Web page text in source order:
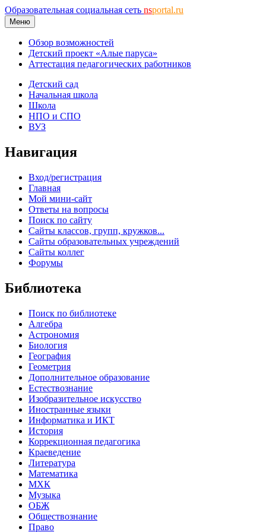
Образовательная социальная сеть nsportal.ru
Меню
Обзор возможностей
Детский проект «Алые паруса»
Аттестация педагогических работников
Детский сад
Начальная школа
Школа
НПО и СПО
ВУЗ
Навигация
Вход/регистрация
Главная
Мой мини-сайт
Ответы на вопросы
Поиск по сайту
Сайты классов, групп, кружков...
Сайты образовательных учреждений
Сайты коллег
Форумы
Библиотека
Поиск по библиотеке
Алгебра
Астрономия
Биология
География
Геометрия
Дополнительное образование
Естествознание
Изобразительное искусство
Иностранные языки
Информатика и ИКТ
История
Коррекционная педагогика
Краеведение
Литература
Математика
МХК
Музыка
ОБЖ
Обществознание
Право